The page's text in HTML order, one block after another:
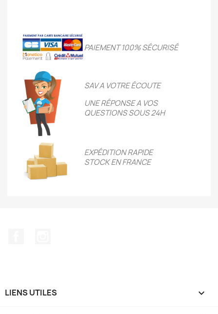
PAIEMENT 100% SÉCURISÉ
SAV A VOTRE ÉCOUTE
UNE RÉPONSE A VOS
QUESTIONS SOUS 24H
EXPÉDITION RAPIDE
STOCK EN FRANCE
LIENS UTILES 